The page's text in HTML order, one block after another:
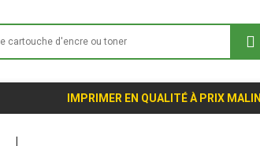
IMPRIMER EN QUALITÉ À PRIX MALIN